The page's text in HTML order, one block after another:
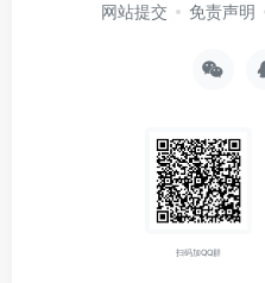
网站提交 免责声明
扫码加QQ群